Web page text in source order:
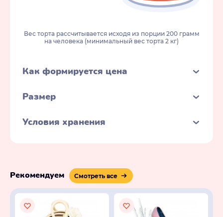
Вес торта рассчитывается исходя из порции 200 грамм
на человека (минимальный вес торта 2 кг)
Как формируется цена
Размер
Условия хранения
Рекомендуем Смотреть все